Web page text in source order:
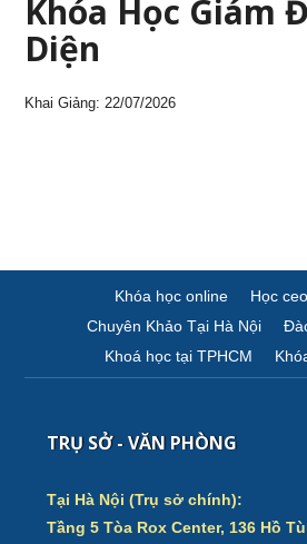
Khóa Học Giám
Diện
Khai Giảng: 22/07/2026
Khóa học online
Học
Chuyên Khảo Tại Hà Nội
Khoá học tại TPHCM
TRỤ SỞ - VĂN PHÒNG
Tại Hà Nội (Trụ sở chính):
Tầng 5 Tòa Rox Center, 136 Hồ